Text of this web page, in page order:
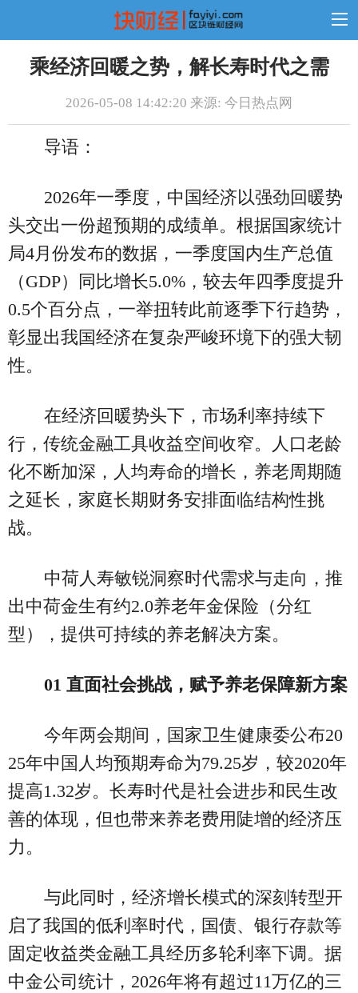
乘经济回暖之势，解长寿时代之需
2026-05-08 14:42:20 来源: 今日热点网
导语：
2026年一季度，中国经济以强劲回暖势
头交出一份超预期的成绩单。根据国家统计
局4月份发布的数据，一季度国内生产总值
（GDP）同比增长5.0%，较去年四季度提升
0.5个百分点，一举扭转此前逐季下行趋势，
彰显出我国经济在复杂严峻环境下的强大韧
性。
在经济回暖势头下，市场利率持续下
行，传统金融工具收益空间收窄。人口老龄
化不断加深，人均寿命的增长，养老周期随
之延长，家庭长期财务安排面临结构性挑
战。
中荷人寿敏锐洞察时代需求与走向，推
出中荷金生有约2.0养老年金保险（分红
型），提供可持续的养老解决方案。
01 直面社会挑战，赋予养老保障新方案
今年两会期间，国家卫生健康委公布20
25年中国人均预期寿命为79.25岁，较2020年
提高1.32岁。长寿时代是社会进步和民生改
善的体现，但也带来养老费用陡增的经济压
力。
与此同时，经济增长模式的深刻转型开
启了我国的低利率时代，国债、银行存款等
固定收益类金融工具经历多轮利率下调。据
中金公司统计，2026年将有超过11万亿的三